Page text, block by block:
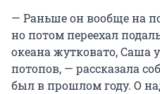
— Раньше он вообще на
но потом переехал
океана жутковато, Саша
потопов, — рассказала
был в прошлом году. О